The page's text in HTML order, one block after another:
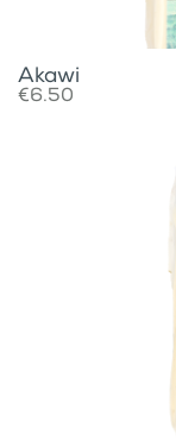
Akawi
€6.50